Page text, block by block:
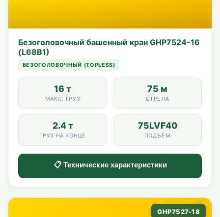
Безоголовочный башенный кран GHP7524-16
(L68B1)
БЕЗОГОЛОВОЧНЫЙ (TOPLESS)
16 т
МАКС. ГРУЗ
75 м
СТРЕЛА
2.4 т
ГРУЗ НА КОНЦЕ
75LVF40
ПОДЪЁМ
📋 Технические характеристики
GHP7527-18